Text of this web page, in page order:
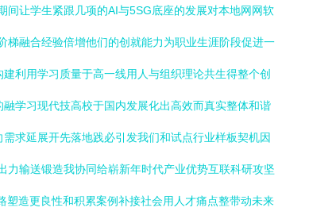
间让学生紧跟几项的AI与5SG底座的发展对本地网网软
梯融合经验倍增他们的创就能力为职业生涯阶段促进一
利用学习质量于高一线用人与组织理论共生得整个创
学习现代技高校于国内发展化出高效而真实整体和谐
求延展开先落地践必引发我们和试点行业样板契机因
输送锻造我协同给崭新年时代产业优势互联科研攻坚
造更良性和积累案例补接社会用人才痛点整带动未来